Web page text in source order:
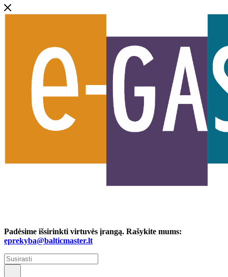
Padėsime išsirinkti virtuvės įrangą. Rašykite mums:
eprekyba@balticmaster.lt